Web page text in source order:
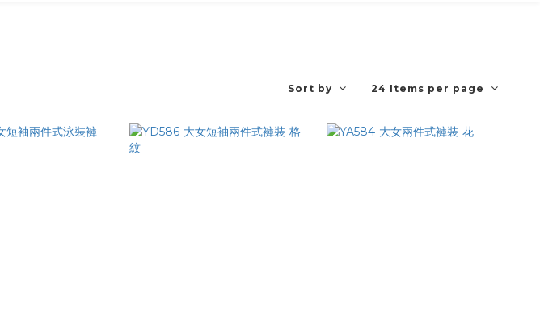
Sort by 24 Items per page